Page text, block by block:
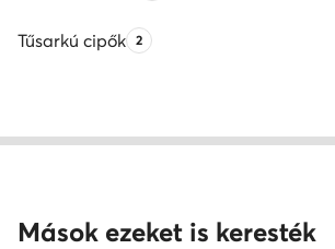
Tűsarkú cipőkTermékek száma:
2
Mások ezeket is keresték